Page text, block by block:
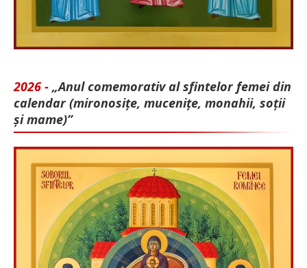
2026 - „Anul comemorativ al sfintelor femei din
calendar (mironosițe, mu­cenițe, monahii, soții
și mame)”